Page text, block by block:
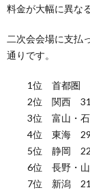
料金が大幅に異な
二次会会場に支払
通りです。
1位 首都圏
2位 関西 31
3位 富山・
4位 東海
5位 静岡
6位 長野・
7位 新潟